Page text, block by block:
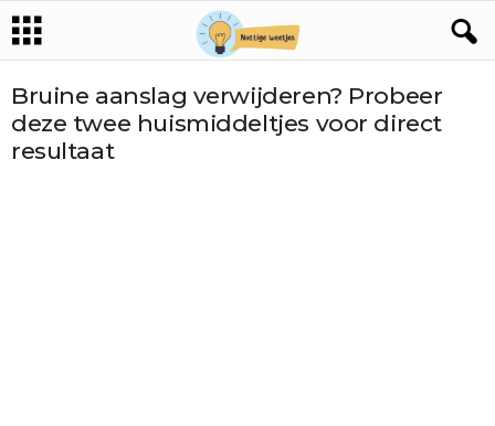
Bruine aanslag verwijderen? Probeer
deze twee huismiddeltjes voor direct
resultaat